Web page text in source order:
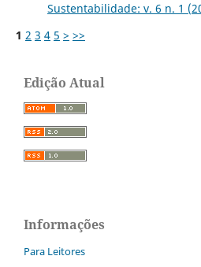
Sustentabilidade: v. 6 n. 1
1 2 3 4 5 > >>
Edição Atual
Informações
Para Leitores